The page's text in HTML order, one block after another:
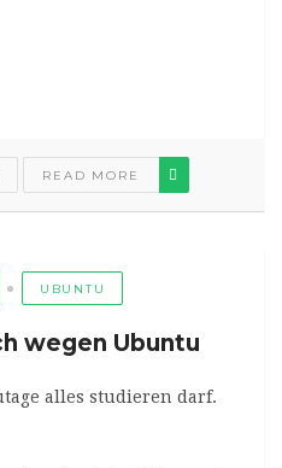
READ MORE
UBUNTU
wegen Ubuntu
alles studieren darf.